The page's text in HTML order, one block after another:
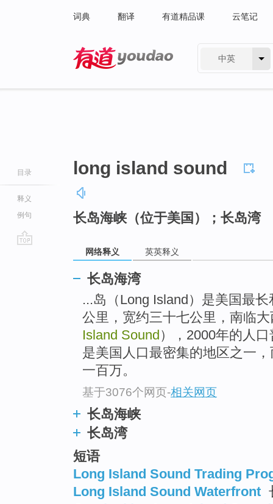
词典 翻译 有道精品课 云笔记
中英
目录
释义
例句
long island sound
长岛海峡（位于美国）；长岛湾
网络释义 英英释义
长岛海湾
...岛（Long Island）是美国最
公里，宽约三十七公里，南临
Island Sound ），2000年的人
是美国人口最密集的地区之一
一百万。
基于3076个网页-相关网页
长岛海峡
长岛湾
短语
Long Island Sound Trading
Long Island Sound Waterfront